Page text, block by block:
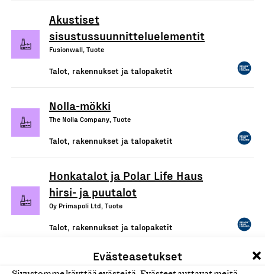
Evästeasetukset
Akustiset
sisustussuunnitteluelementit
Fusionwall, Tuote
Talot, rakennukset ja talopaketit
Nolla-mökki
The Nolla Company, Tuote
Talot, rakennukset ja talopaketit
Honkatalot ja Polar Life Haus
hirsi- ja puutalot
Oy Primapoli Ltd, Tuote
Talot, rakennukset ja talopaketit
Pluspuu-talomallit